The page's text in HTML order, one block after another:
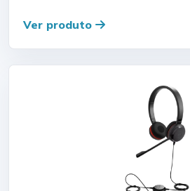
Ver produto